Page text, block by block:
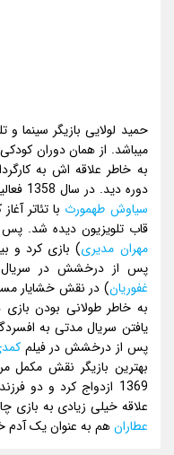
به خاطر علاقه اش به
دوره دید. در سال 1358 فعالیت حرفه ای خود را به همراه رضا ژیان و
سیاوش طهمورث
قاب تلویزیون دیده شد. پس از آن در
مهران مدیری
پس از درخشش در سریال
غفوریان) در نقش خشایار
به خاطر طولانی بودن
پس از درخشش در فیلم
بهترین بازیگر نقش مکمل
1369 ازدواج کرد و دو
علاقه خیلی زیادی به بازی
عطارانهم به عنوان یک آدم